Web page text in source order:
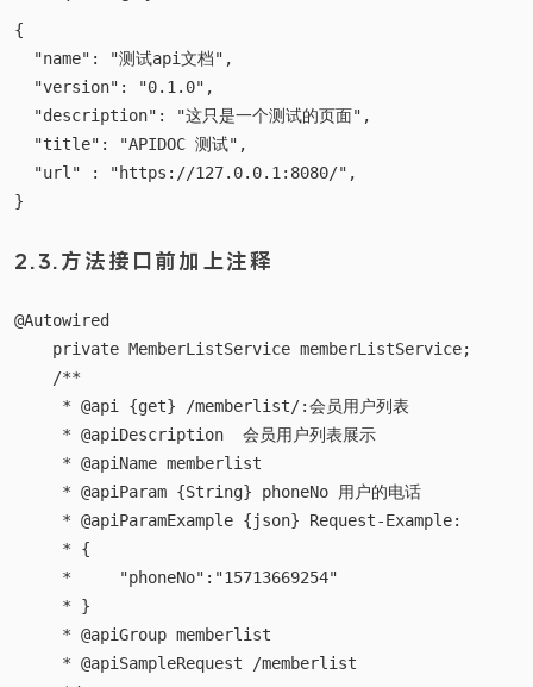
  "name": "测试api文档",
  "version": "0.1.0",
  "description": "这只是一个测试的页面",
  "title": "APIDOC 测试",
  "url" : "https://127.0.0.1:8080/",
@Autowired
    private MemberListService memberListService;
     * @api {get} /memberlist/:会员用户列表
     * @apiDescription  会员用户列表展示
     * @apiName memberlist
     * @apiParam {String} phoneNo 用户的电话
     * @apiParamExample {json} Request-Example:
     *     "phoneNo":"15713669254"
     * }
     * @apiGroup memberlist